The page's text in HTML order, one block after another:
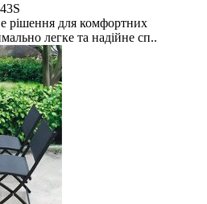
рішення для комфортних
легке та надійне сп..